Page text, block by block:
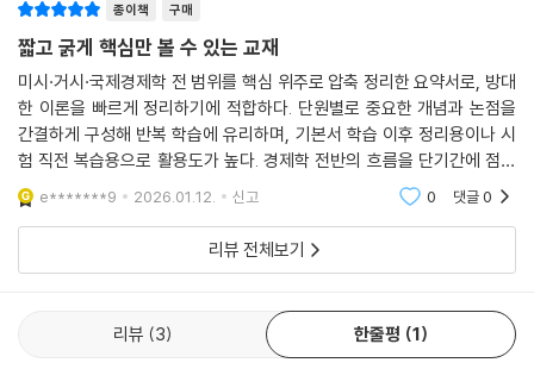
종이책 구매
짧고 굵게 핵심만 볼 수 있는 교재
미시·거시·국제경제학 전 범위를 핵심 위주로 압축 정리한 요약서로, 방대
한 이론을 빠르게 정리하기에 적합하다. 단원별로 중요한 개념과 논점을
간결하게 구성해 반복 학습에 유리하며, 기본서 학습 이후 정리용이나 시
험 직전 복습용으로 활용도가 높다. 경제학 전반의 흐름을 단기간에 점검
하고 싶은 수험생에게 특히 도움이 된다.
e*******9 2026.01.12. 신고 0 댓글0
리뷰 전체보기
리뷰 3 한줄평 1